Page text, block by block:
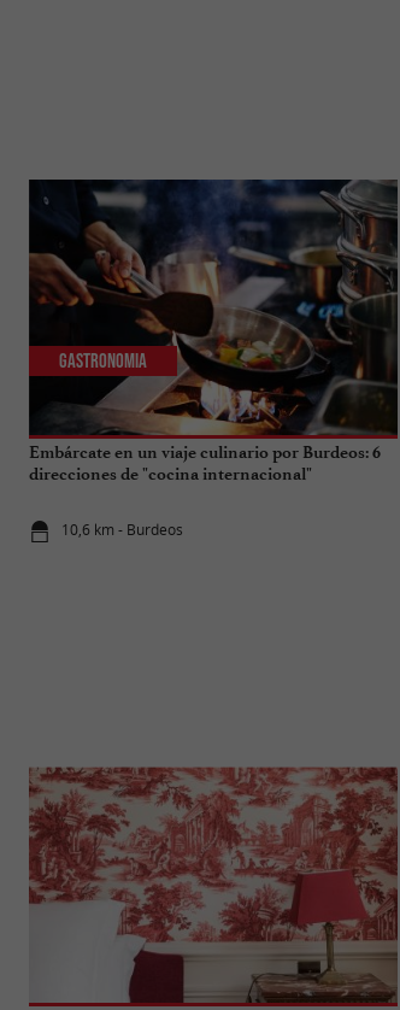
Embárcate en un viaje culinario por Burdeos: 6
direcciones de "cocina internacional"
10,6 km - Burdeos
Gastronomia